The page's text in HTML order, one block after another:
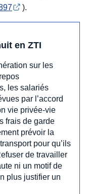
).
en ZTI
sur les
les salariés
par l’accord
vie privée-vie
frais de garde
prévoir la
pour qu’ils
de travailler
ni un motif de
plus justifier un